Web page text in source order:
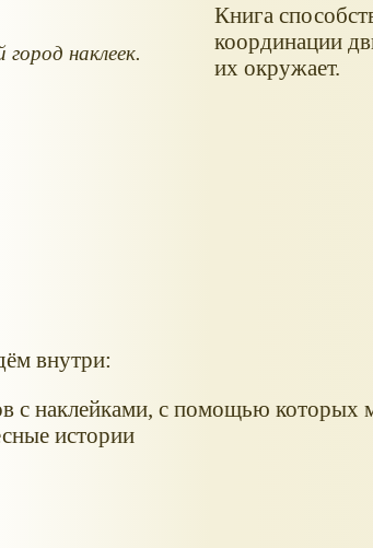
город наклеек.
Книга
координации
их окружает.
внутри:
с наклейками, с помощью которых
истории